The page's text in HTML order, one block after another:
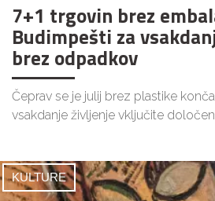
7+1 trgovin brez
Budimpešti za
brez odpadkov
Čeprav se je julij brez plastike
vsakdanje življenje vključite
KULTURE